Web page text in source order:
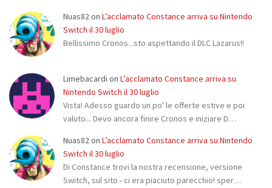
Nuas82on L’acclamato Constance arriva su Nintendo
Switch il 30 luglio
Bellissimo Cronos...sto aspettando il DLC Lazarus!!
Limebacardi on L’acclamato Constance arriva su
Nintendo Switch il 30 luglio
Vista! Adesso guardo un po' le offerte estive e poi
valuto... Devo ancora finire Cronos e iniziare D…
Nuas82on L’acclamato Constance arriva su Nintendo
Switch il 30 luglio
Di Constance trovi la nostra recensione, versione
Switch, sul sito - ci era piaciuto parecchio! sper…